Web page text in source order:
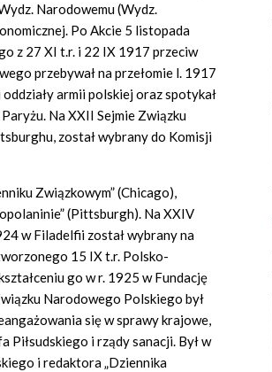
Narodowemu (Wydz.
Po Akcie 5 listopada
z 27 XI t.r. i 22 IX 1917 przeciw
przebywał na przełomie l. 1917
armii polskiej oraz spotykał
Na XXII Sejmie Związku
został wybrany do Komisji
Związkowym” (Chicago),
(Pittsburgh). Na XXIV
w Filadelfii został wybrany na
15 IX t.r. Polsko-
go w r. 1925 w Fundację
Narodowego Polskiego był
się w sprawy krajowe,
Piłsudskiego i rządy sanacji. Był w
i redaktora „Dziennika